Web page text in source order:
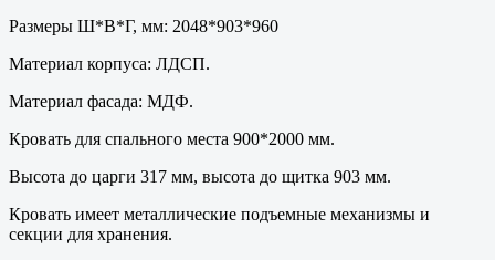
Размеры Ш*В*Г, мм: 2048*903*960
Материал корпуса: ЛДСП.
Материал фасада: МДФ.
Кровать для спального места 900*2000 мм.
Высота до царги 317 мм, высота до щитка 903 мм.
Кровать имеет металлические подъемные механизмы и
секции для хранения.